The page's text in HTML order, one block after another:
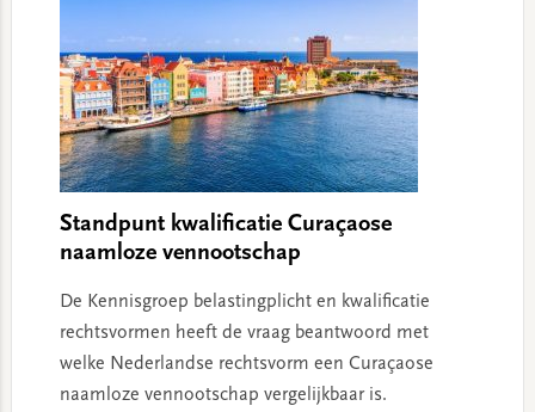
Standpunt kwalificatie Curaçaose
naamloze vennootschap
De Kennisgroep belastingplicht en kwalificatie
rechtsvormen heeft de vraag beantwoord met
welke Nederlandse rechtsvorm een Curaçaose
naamloze vennootschap vergelijkbaar is.